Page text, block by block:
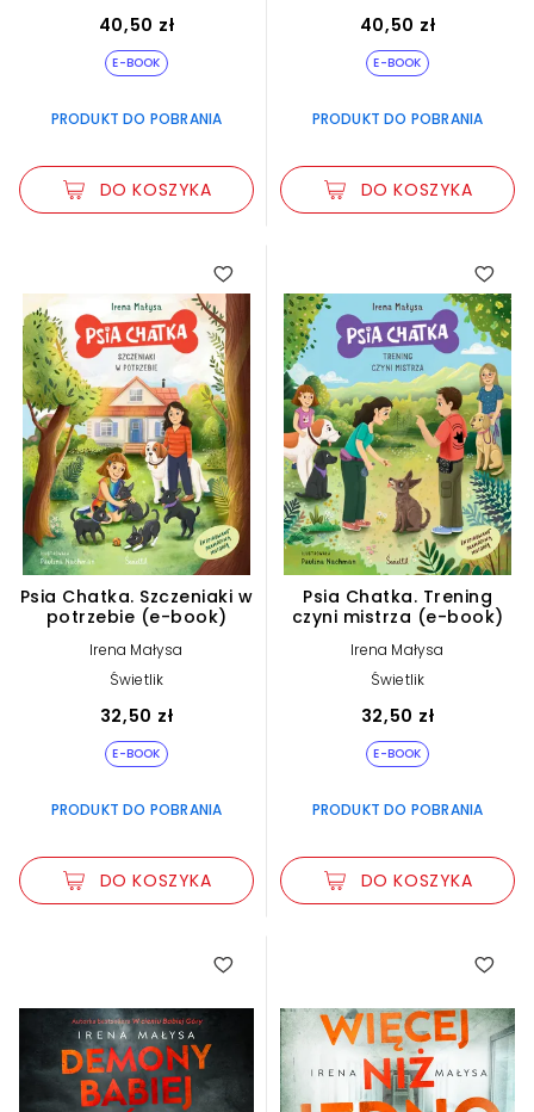
40,50 zł
E-BOOK
PRODUKT DO POBRANIA
DO KOSZYKA
40,50 zł
E-BOOK
PRODUKT DO POBRANIA
DO KOSZYKA
Psia Chatka. Szczeniaki w
potrzebie (e-book)
Irena Małysa
Świetlik
32,50 zł
E-BOOK
PRODUKT DO POBRANIA
DO KOSZYKA
Psia Chatka. Trening
czyni mistrza (e-book)
Irena Małysa
Świetlik
32,50 zł
E-BOOK
PRODUKT DO POBRANIA
DO KOSZYKA